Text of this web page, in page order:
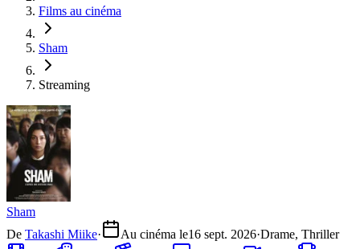
Films au cinéma
Sham
Streaming
Sham
De Takashi Miike· Au cinéma le16 sept. 2026·Drame, Thriller